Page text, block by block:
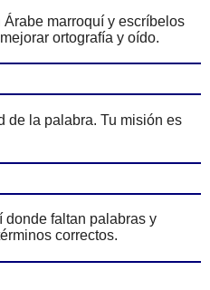
marroquí y escríbelos
ortografía y oído.
de la palabra. Tu misión es
donde faltan palabras y
correctos.